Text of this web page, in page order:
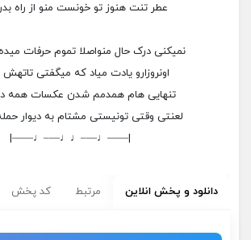
عطر تنت هنوز تو خونست منو از راه
نمیکنی درک حال منواصلا تموم حرفات
اونروزارو یادت میاد که میگفتی
تنهایی هام همدمم شدن عکسات همه
لعنتی وقتی تونیستی مشتام به دیوار
|——♩—–♩♩—–♩——|
دانلود و پخش انلاین مرتبط کد پخش